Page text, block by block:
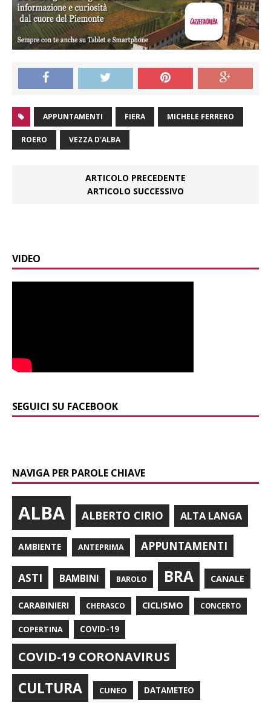
APPUNTAMENTI FIERA MICHELE FERRERO
ROERO VEZZA D'ALBA
ARTICOLO PRECEDENTE
ARTICOLO SUCCESSIVO
VIDEO
SEGUICI SU FACEBOOK
NAVIGA PER PAROLE CHIAVE
ALBA ALBERTO CIRIO ALTA LANGA
AMBIENTE ANTEPRIMA APPUNTAMENTI
ASTI BAMBINI BAROLO BRA CANALE
CARABINIERI CHERASCO CICLISMO CONCERTO
COPERTINA COVID-19
COVID-19 CORONAVIRUS
CULTURA CUNEO DATAMETEO